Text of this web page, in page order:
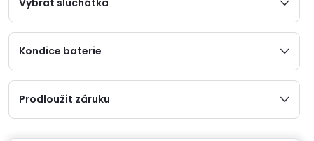
Vybrat sluchátka
Kondice baterie
Prodloužit záruku